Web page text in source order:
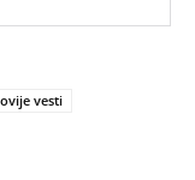
vesti